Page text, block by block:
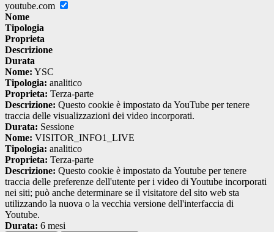
youtube.com
Nome
Tipologia
Proprieta
Descrizione
Durata
Nome: YSC
Tipologia: analitico
Proprieta: Terza-parte
Descrizione: Questo cookie è impostato da YouTube per tenere
traccia delle visualizzazioni dei video incorporati.
Durata: Sessione
Nome: VISITOR_INFO1_LIVE
Tipologia: analitico
Proprieta: Terza-parte
Descrizione: Questo cookie è impostato da Youtube per tenere
traccia delle preferenze dell'utente per i video di Youtube incorporati
nei siti; può anche determinare se il visitatore del sito web sta
utilizzando la nuova o la vecchia versione dell'interfaccia di
Youtube.
Durata: 6 mesi